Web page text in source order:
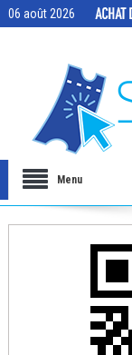
06 août 2026
Menu